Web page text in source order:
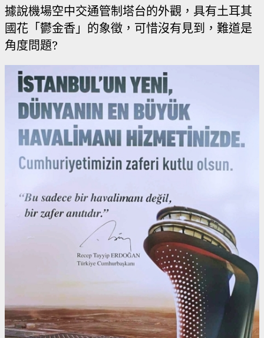
據說機場空中交通管制塔台的外觀，具有土耳其
國花「鬱金香」的象徵，可惜沒有見到，難道是
角度問題?